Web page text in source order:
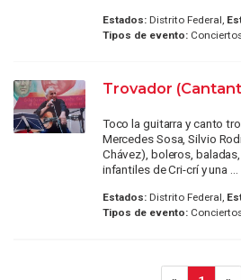
Estados:Distrito Federal,
Tipos de evento:
Trovador
Toco la guitarra y canto
Mercedes Sosa, Silvio
Chávez), boleros,
infantiles de Cri-crí y una ...
Estados:Distrito Federal,
Tipos de evento: